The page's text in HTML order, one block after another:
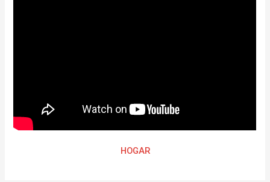
HOGAR